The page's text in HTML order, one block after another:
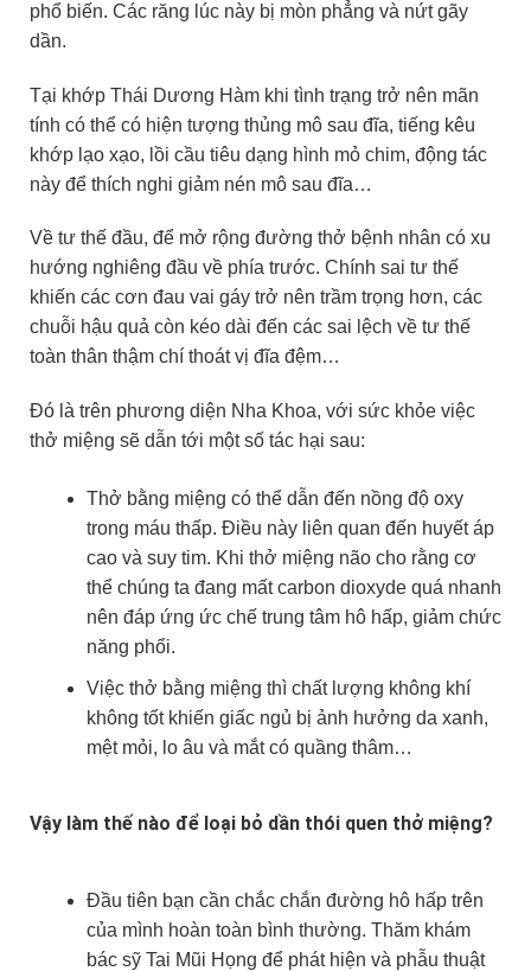
phổ biến. Các răng lúc này bị mòn phẳng và nứt gãy
dần.
Tại khớp Thái Dương Hàm khi tình trạng trở nên mãn
tính có thể có hiện tượng thủng mô sau đĩa, tiếng kêu
khớp lạo xạo, lồi cầu tiêu dạng hình mỏ chim, động tác
này để thích nghi giảm nén mô sau đĩa…
Về tư thế đầu, để mở rộng đường thở bệnh nhân có xu
hướng nghiêng đầu về phía trước. Chính sai tư thế
khiến các cơn đau vai gáy trở nên trầm trọng hơn, các
chuỗi hậu quả còn kéo dài đến các sai lệch về tư thế
toàn thân thậm chí thoát vị đĩa đệm…
Đó là trên phương diện Nha Khoa, với sức khỏe việc
thở miệng sẽ dẫn tới một số tác hại sau:
Thở bằng miệng có thể dẫn đến nồng độ oxy
trong máu thấp. Điều này liên quan đến huyết áp
cao và suy tim. Khi thở miệng não cho rằng cơ
thể chúng ta đang mất carbon dioxyde quá nhanh
nên đáp ứng ức chế trung tâm hô hấp, giảm chức
năng phổi.
Việc thở bằng miệng thì chất lượng không khí
không tốt khiến giấc ngủ bị ảnh hưởng da xanh,
mệt mỏi, lo âu và mắt có quầng thâm…
Vậy làm thế nào để loại bỏ dần thói quen thở miệng?
Đầu tiên bạn cần chắc chắn đường hô hấp trên
của mình hoàn toàn bình thường. Thăm khám
bác sỹ Tai Mũi Họng để phát hiện và phẫu thuật